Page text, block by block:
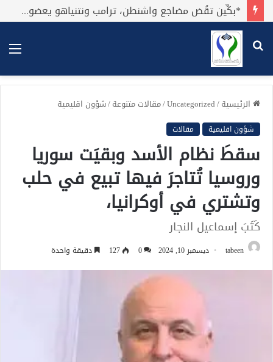
*بكِّين تقُض مضاجع واشنطن، ترامب ونتنياهو يعضون على أصابِعهُم وليس بيدهم حيلَة!.*
بحث
عن
الرئيسية/
Uncategorized
/مقالات متنوعة/شؤون اقليمية
شؤون اقليمية مقالات
سقطَ نظام الأسد وبقيَت سوريا
وروسيا تُتاجرَ فيها تبيع في حلب
وتشتري في أوكرانيا،
كَتَبَ إسماعيل النجار
tabeen ديسمبر 10, 2024 0
127 دقيقة واحدة